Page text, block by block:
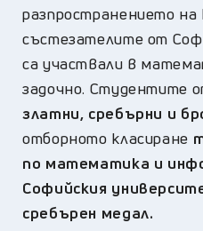
разпространението на
състезателите от
са участвали в
задочно. Студентите
златни, сребърни и
отборното класиране
по математика и
Софийския
сребърен медал.